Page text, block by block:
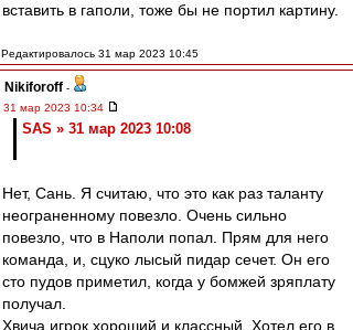
вставить в гаполи, тоже бы не портил картину.
Редактировалось 31 мар 2023 10:45
Nikiforoff -
31 мар 2023 10:34
SAS » 31 мар 2023 10:08
Нет, Сань. Я считаю, что это как раз таланту
неограненному повезло. Очень сильно
повезло, что в Наполи попал. Прям для него
команда, и, сцуко лысый пидар сечет. Он его
сто пудов приметил, когда у бомжей зряплату
получал.
Хвича игрок хороший и классный. Хотел его в